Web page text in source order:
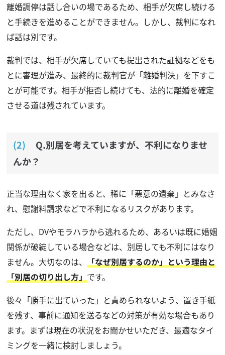
離婚調停は話し合いの場であるため、相手が欠席し続ける
と手続きを進めることができません。しかし、裁判になれ
ば話は別です。
裁判では、相手が欠席していても提出された証拠などをも
とに審理が進み、最終的に裁判官が「離婚判決」を下すこ
とが可能です。相手が拒否し続けても、法的に離婚を確定
させる道は残されています。
Q.別居を考えていますが、不利になりませ
んか？
正当な理由なく家を出ると、稀に「悪意の遺棄」とみなさ
れ、慰謝料請求などで不利になるリスクがあります。
ただし、DVやモラハラから逃れるため、あるいは既に婚姻
関係が破綻している場合などは、別居しても不利にはなり
ません。大切なのは、
「なぜ別居するのか」という理由と
「別居の切り出し方」 です。
後々「勝手に出ていった」と責められないよう、置き手紙
を残す、事前に通知を送るなどの対策が有効な場合もあり
ます。まずは現在の状況をお聞かせいただき、最適なタイ
ミングを一緒に検討しましょう。